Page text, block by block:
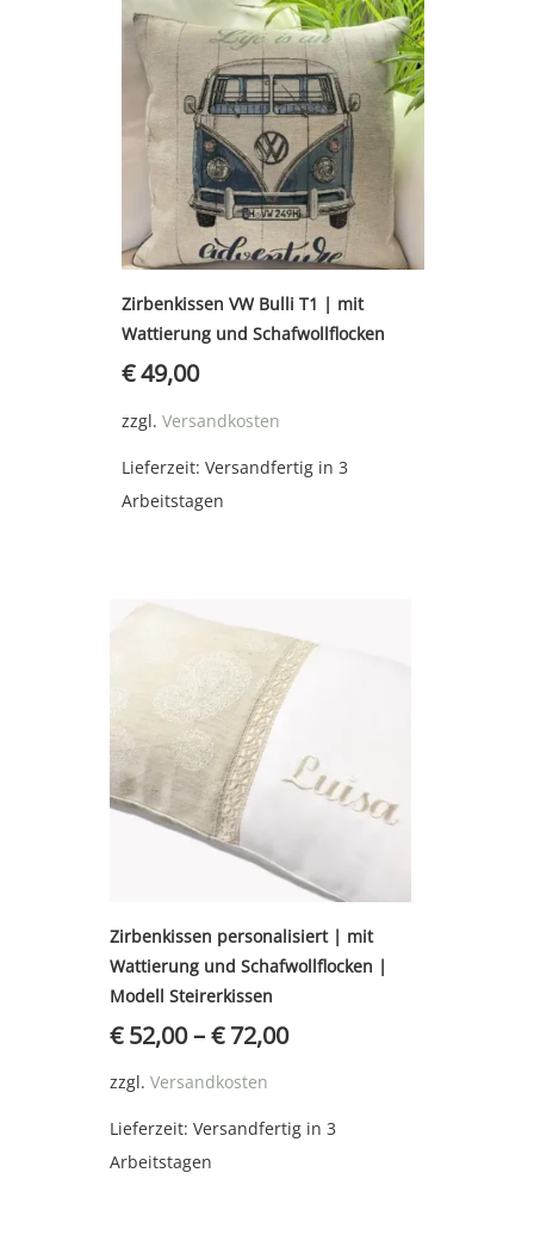
Zirbenkissen VW Bulli T1 | mit
Wattierung und Schafwollflocken
€49,00
zzgl.Versandkosten
Lieferzeit:Versandfertig in 3
Arbeitstagen
Zirbenkissen personalisiert | mit
Wattierung und Schafwollflocken |
Modell Steirerkissen
€52,00–€72,00
zzgl. Versandkosten
Lieferzeit: Versandfertig in 3
Arbeitstagen